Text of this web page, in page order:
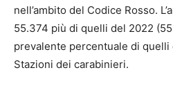
nell’ambito del Codice Rosso.
55.374 più di quelli del 2022
prevalente percentuale di
Stazioni dei carabinieri.